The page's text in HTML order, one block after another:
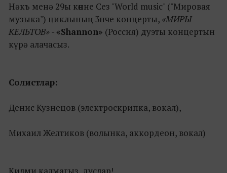
Нәкъ менә 29ы көнне Сез "World music" ("Мировая
музыка") циклының 3нче концерты, «МИРЫ
КЕЛЬТОВ» -«Shannon» (Россия) дуэты концертын
күрә алачасыз.
Солистлар:
Денис Кузнецов (электроскрипка, вокал),
Михаил Желтиков (волынка, аккордеон, вокал)